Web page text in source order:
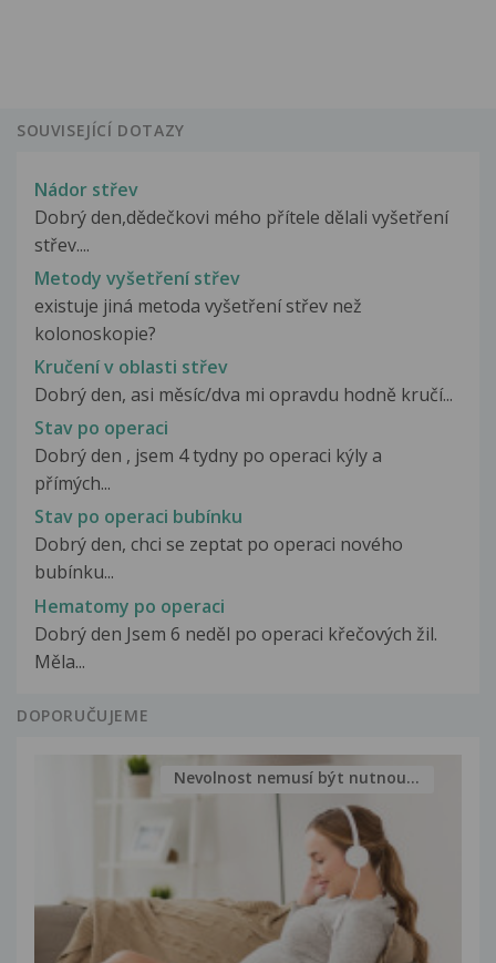
SOUVISEJÍCÍ DOTAZY
Nádor střev
Dobrý den,dědečkovi mého přítele dělali vyšetření
střev....
Metody vyšetření střev
existuje jiná metoda vyšetření střev než
kolonoskopie?
Kručení v oblasti střev
Dobrý den, asi měsíc/dva mi opravdu hodně kručí...
Stav po operaci
Dobrý den , jsem 4 tydny po operaci kýly a
přímých...
Stav po operaci bubínku
Dobrý den, chci se zeptat po operaci nového
bubínku...
Hematomy po operaci
Dobrý den Jsem 6 neděl po operaci křečových žil.
Měla...
DOPORUČUJEME
Nevolnost nemusí být nutnou...